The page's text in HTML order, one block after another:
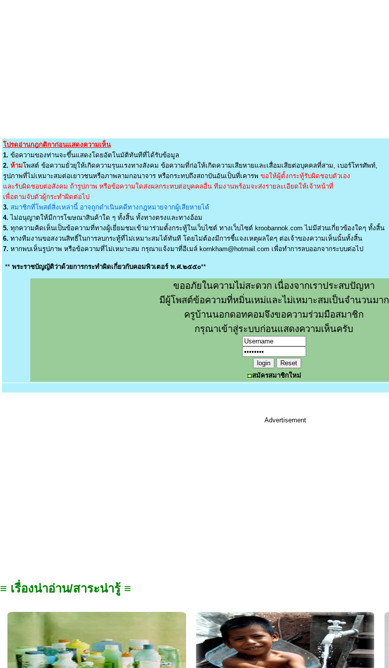
โปรดอ่านกฎกติกาก่อนแสดงความเห็น
1. ข้อความของท่านจะขึ้นแสดงโดยอัตโนมัติทันทีที่ได้รับข้อมูล
2. ห้ามโพสต์ ข้อความยั่วยุให้เกิดความรุนแรงทางสังคม ข้อความที่ก่อให้เกิดความเสียหายและเสื่อมเสียต่อบุคคลที่สาม, เบอร์โทรศัพท์,
รูปภาพที่ไม่เหมาะสมต่อเยาวชนหรือภาพลามกอนาจาร หรือกระทบถึงสถาบันอันเป็นที่เคารพ ขอให้ผู้ตั้งกระทู้รับผิดชอบตัวเอง
และรับผิดชอบต่อสังคม ถ้ารูปภาพ หรือข้อความใดส่งผลกระทบต่อบุคคลอื่น ทีมงานพร้อมจะส่งรายละเอียดให้เจ้าหน้าที่
เพื่อตามจับตัวผู้กระทำผิดต่อไป
3. สมาชิกที่โพสต์สิ่งเหล่านี้ อาจถูกดำเนินคดีทางกฎหมายจากผู้เสียหายได้
4. ไม่อนุญาตให้มีการโฆษณาสินค้าใด ๆ ทั้งสิ้น ทั้งทางตรงและทางอ้อม
5. ทุกความคิดเห็นเป็นข้อความที่ทางผู้เยี่ยมชมเข้ามาร่วมตั้งกระทู้ในเว็บไซต์ ทางเว็บไซต์ kroobannok.com ไม่มีส่วนเกี่ยวข้องใดๆ ทั้งสิ้น
6. ทางทีมงานขอสงวนสิทธิ์ในการลบกระทู้ที่ไม่เหมาะสมได้ทันที โดยไม่ต้องมีการชี้แจงเหตุผลใดๆ ต่อเจ้าของความเห็นนั้นทั้งสิ้น
7. หากพบเห็นรูปภาพ หรือข้อความที่ไม่เหมาะสม กรุณาแจ้งมาที่อีเมล์ kornkham@hotmail.com เพื่อทำการลบออกจากระบบต่อไป
** พระราชบัญญัติว่าด้วยการกระทำผิดเกี่ยวกับคอมพิวเตอร์ พ.ศ.๒๕๕๐**
ขออภัยในความไม่สะดวก เนื่องจากเราประสบปัญหา
มีผู้โพสต์ข้อความที่หมิ่นเหม่และไม่เหมาะสมเป็นจำนวนมาก
ครูบ้านนอกดอทคอมจึงขอความร่วมมือสมาชิก
กรุณาเข้าสู่ระบบก่อนแสดงความเห็นครับ
สมัครสมาชิกใหม่
Advertisement
≡ เรื่องน่าอ่าน/สาระน่ารู้ ≡